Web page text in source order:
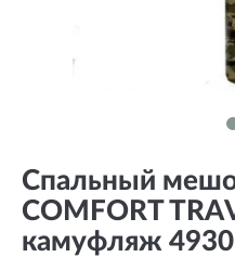
Спальный
COMFORT
камуфляж